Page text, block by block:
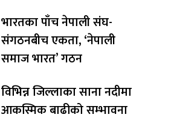
भारतका पाँच नेपाली संघ-
संगठनबीच एकता, ‘नेपाली
समाज भारत’ गठन
विभिन्न जिल्लाका साना नदीमा
आकस्मिक बाढीको सम्भावना